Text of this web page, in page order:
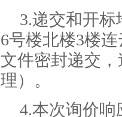
3.递交和开
6号楼北楼3楼
文件密封递交
理）。
4.本次询价